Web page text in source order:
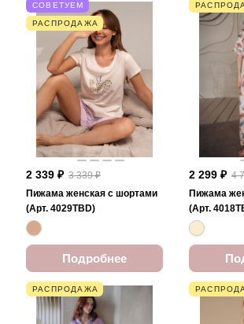
СОВЕТУЕМ
РАСПРОДАЖА
2 339 ₽ 3 339 ₽
Пижама женская с шортами
(Арт. 4029TBD)
Подробнее
2 299 ₽ 4
Пижама
(Арт.
РАСПРОДАЖА